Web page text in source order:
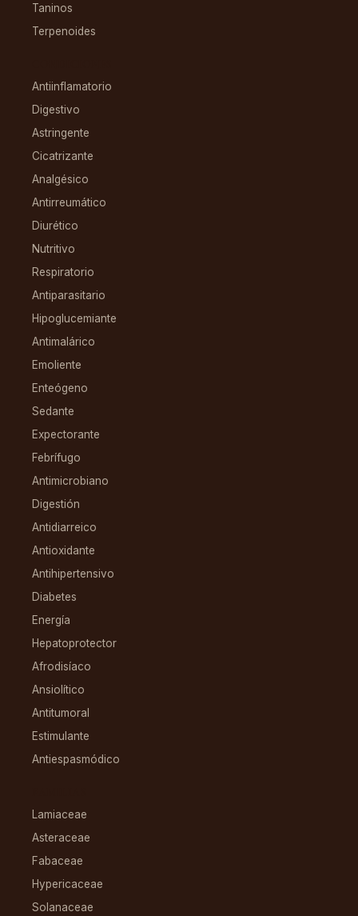
Taninos
Terpenoides
Antiinflamatorio
Digestivo
Astringente
Cicatrizante
Analgésico
Antirreumático
Diurético
Nutritivo
Respiratorio
Antiparasitario
Hipoglucemiante
Antimalárico
Emoliente
Enteógeno
Sedante
Expectorante
Febrífugo
Antimicrobiano
Digestión
Antidiarreico
Antioxidante
Antihipertensivo
Diabetes
Energía
Hepatoprotector
Afrodisíaco
Ansiolítico
Antitumoral
Estimulante
Antiespasmódico
Lamiaceae
Asteraceae
Fabaceae
Hypericaceae
Solanaceae